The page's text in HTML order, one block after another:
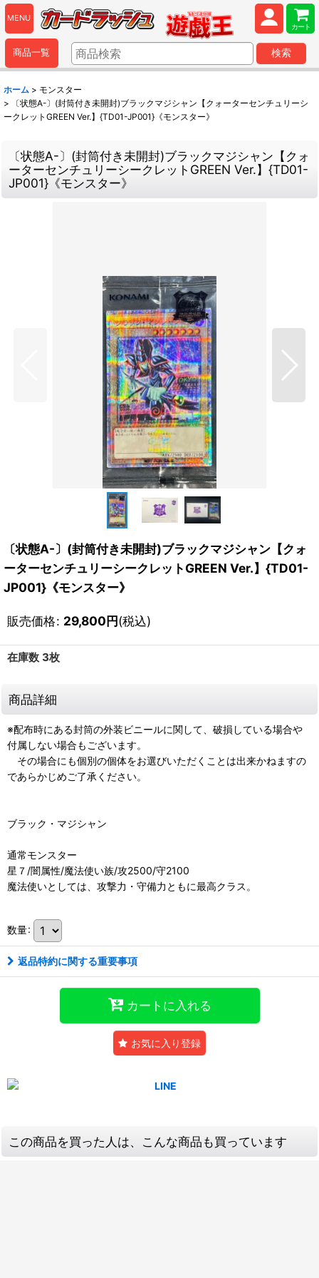
MENU
カート
商品一覧 検索
ホーム > モンスター
>
〔状態A-〕(封筒付き未開封)ブラックマジシャン【クォーターセンチュリーシ
ークレットGREEN Ver.】{TD01-JP001}《モンスター》
〔状態A-〕(封筒付き未開封)ブラックマジシャン【クォ
ーターセンチュリーシークレットGREEN Ver.】{TD01-
JP001}《モンスター》
〔状態A-〕(封筒付き未開封)ブラックマジシャン【クォ
ーターセンチュリーシークレットGREEN Ver.】{TD01-
JP001}《モンスター》
販売価格: 29,800円(税込)
在庫数 3枚
商品詳細
※配布時にある封筒の外装ビニールに関して、破損している場合や
付属しない場合もございます。
その場合にも個別の個体をお選びいただくことは出来かねますの
であらかじめご了承ください。
ブラック・マジシャン
通常モンスター
星７/闇属性/魔法使い族/攻2500/守2100
魔法使いとしては、攻撃力・守備力ともに最高クラス。
数量:
返品特約に関する重要事項
カートに入れる
お気に入り登録
この商品を買った人は、こんな商品も買っています